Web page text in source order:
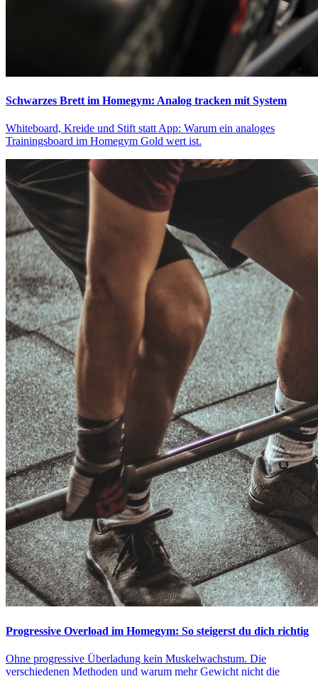
Schwarzes Brett im Homegym: Analog tracken mit System
Whiteboard, Kreide und Stift statt App: Warum ein analoges
Trainingsboard im Homegym Gold wert ist.
Progressive Overload im Homegym: So steigerst du dich richtig
Ohne progressive Überladung kein Muskelwachstum. Die
verschiedenen Methoden und warum mehr Gewicht nicht die